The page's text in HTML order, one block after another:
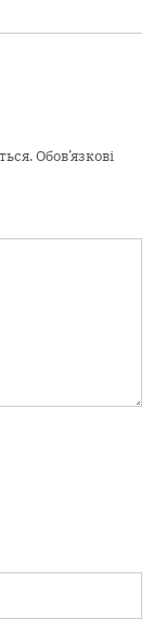
Обов’язкові